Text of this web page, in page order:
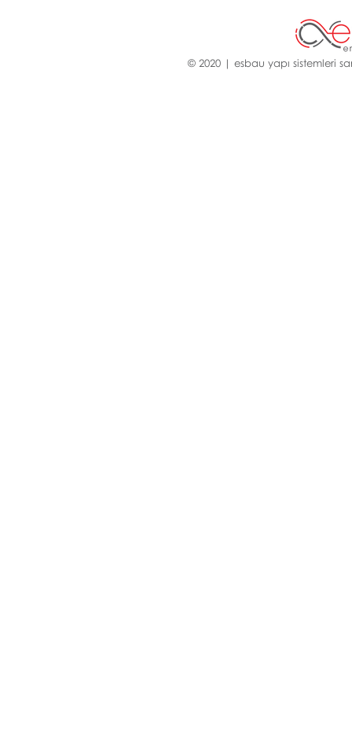
© 2020 | esbau yapı sistemleri